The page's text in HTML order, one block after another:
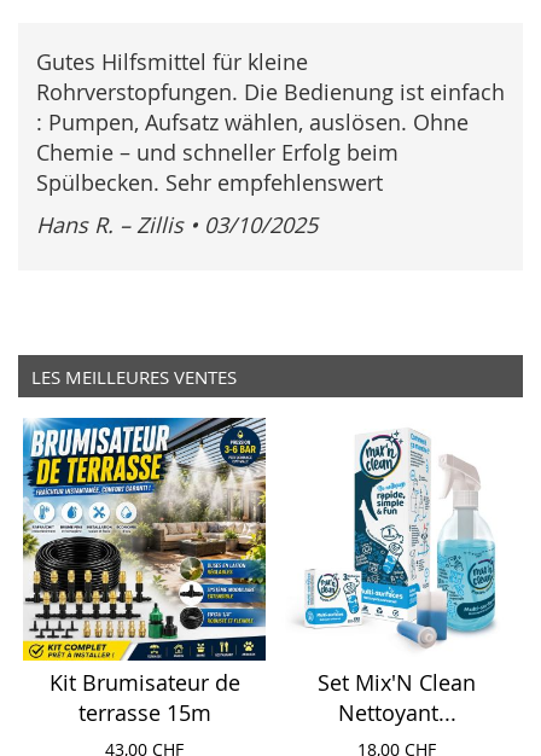
Gutes Hilfsmittel für kleine
Rohrverstopfungen. Die Bedienung ist einfach
: Pumpen, Aufsatz wählen, auslösen. Ohne
Chemie – und schneller Erfolg beim
Spülbecken. Sehr empfehlenswert
Hans R. – Zillis • 03/10/2025
LES MEILLEURES VENTES
Kit Brumisateur de
terrasse 15m
43,00 CHF
Set Mix'N Clean
Nettoyant...
18,00 CHF